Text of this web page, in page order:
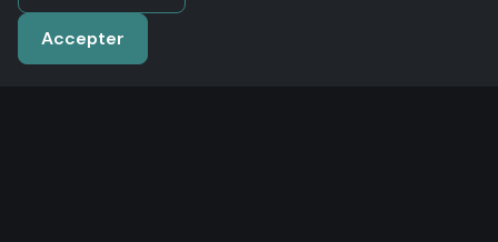
Accepter